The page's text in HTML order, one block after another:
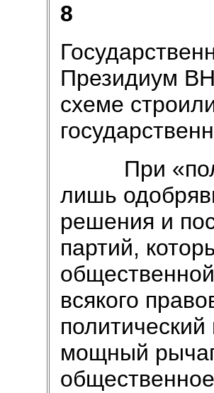
8
Президиум
схеме
При
лишь
решения и
партий,
всякого
мощный рычаг